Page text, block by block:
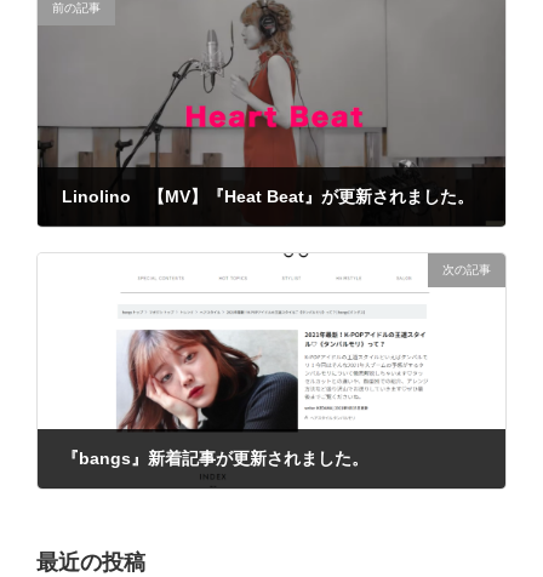
前の記事
Linolino 【MV】『Heat Beat』が更新されました。
次の記事
『bangs』新着記事が更新されました。
最近の投稿